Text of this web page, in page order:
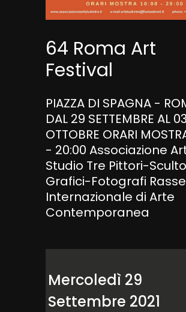
64 Roma Art
Festival
PIAZZA DI SPAGNA -
DAL 29 SETTEMBRE AL 03
OTTOBRE ORARI
- 20:00 Associazione
Studio Tre Pittori-
Grafici-Fotografi
Internazionale di Arte
Contemporanea
Mercoledì 29
Settembre 2021